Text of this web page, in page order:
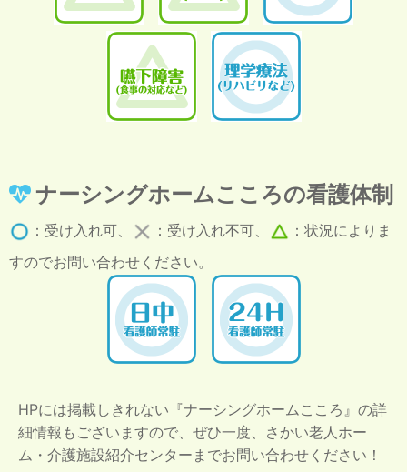
ナーシングホームこころの看護体制
：受け入れ可、 ：受け入れ不可、
：状況によりま
すのでお問い合わせください。
HPには掲載しきれない『ナーシングホームこころ』の詳
細情報もございますので、ぜひ一度、さかい老人ホー
ム・介護施設紹介センターまでお問い合わせください！